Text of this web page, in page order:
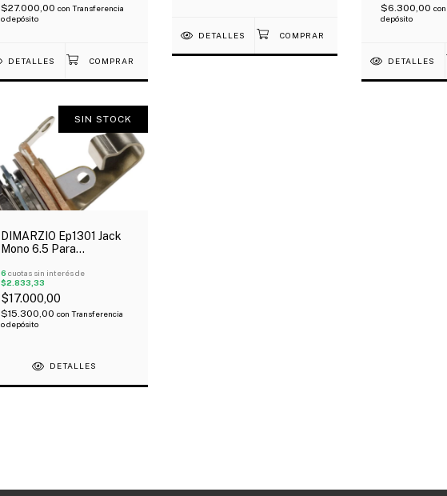
$27.000,00 con Transferencia
o depósito
DETALLES
DETALLES
$6.300,00 con
depósito
DETALLES
SIN STOCK
DIMARZIO Ep1301 Jack
Mono 6.5 Para
6 cuotas sin interés de
$2.833,33
$17.000,00
$15.300,00 con Transferencia
o depósito
DETALLES